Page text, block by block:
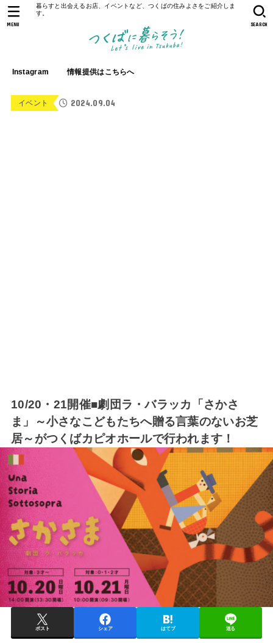
暮らすと出会えるお店、イベントなど、つくばの住みよさをご紹介しま
す。
Instagram 情報提供はこちらへ
SEARCH
MENU
イベント 2024.09.04
10/20・21開催■劇団ラ・バラッカ「さかさ
ま」～小さなこどもたちへ贈る言葉のないお芝
居～がつくばカピオホールで行われます！
ポスト シェア はてブ 送る